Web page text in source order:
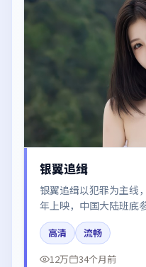
银翼追缉
银翼追缉以犯罪为主线
年上映，中国大陆班底
热巴在片中呈现细腻表
强化了情绪曲线。
高清
流畅
12万
34个月前